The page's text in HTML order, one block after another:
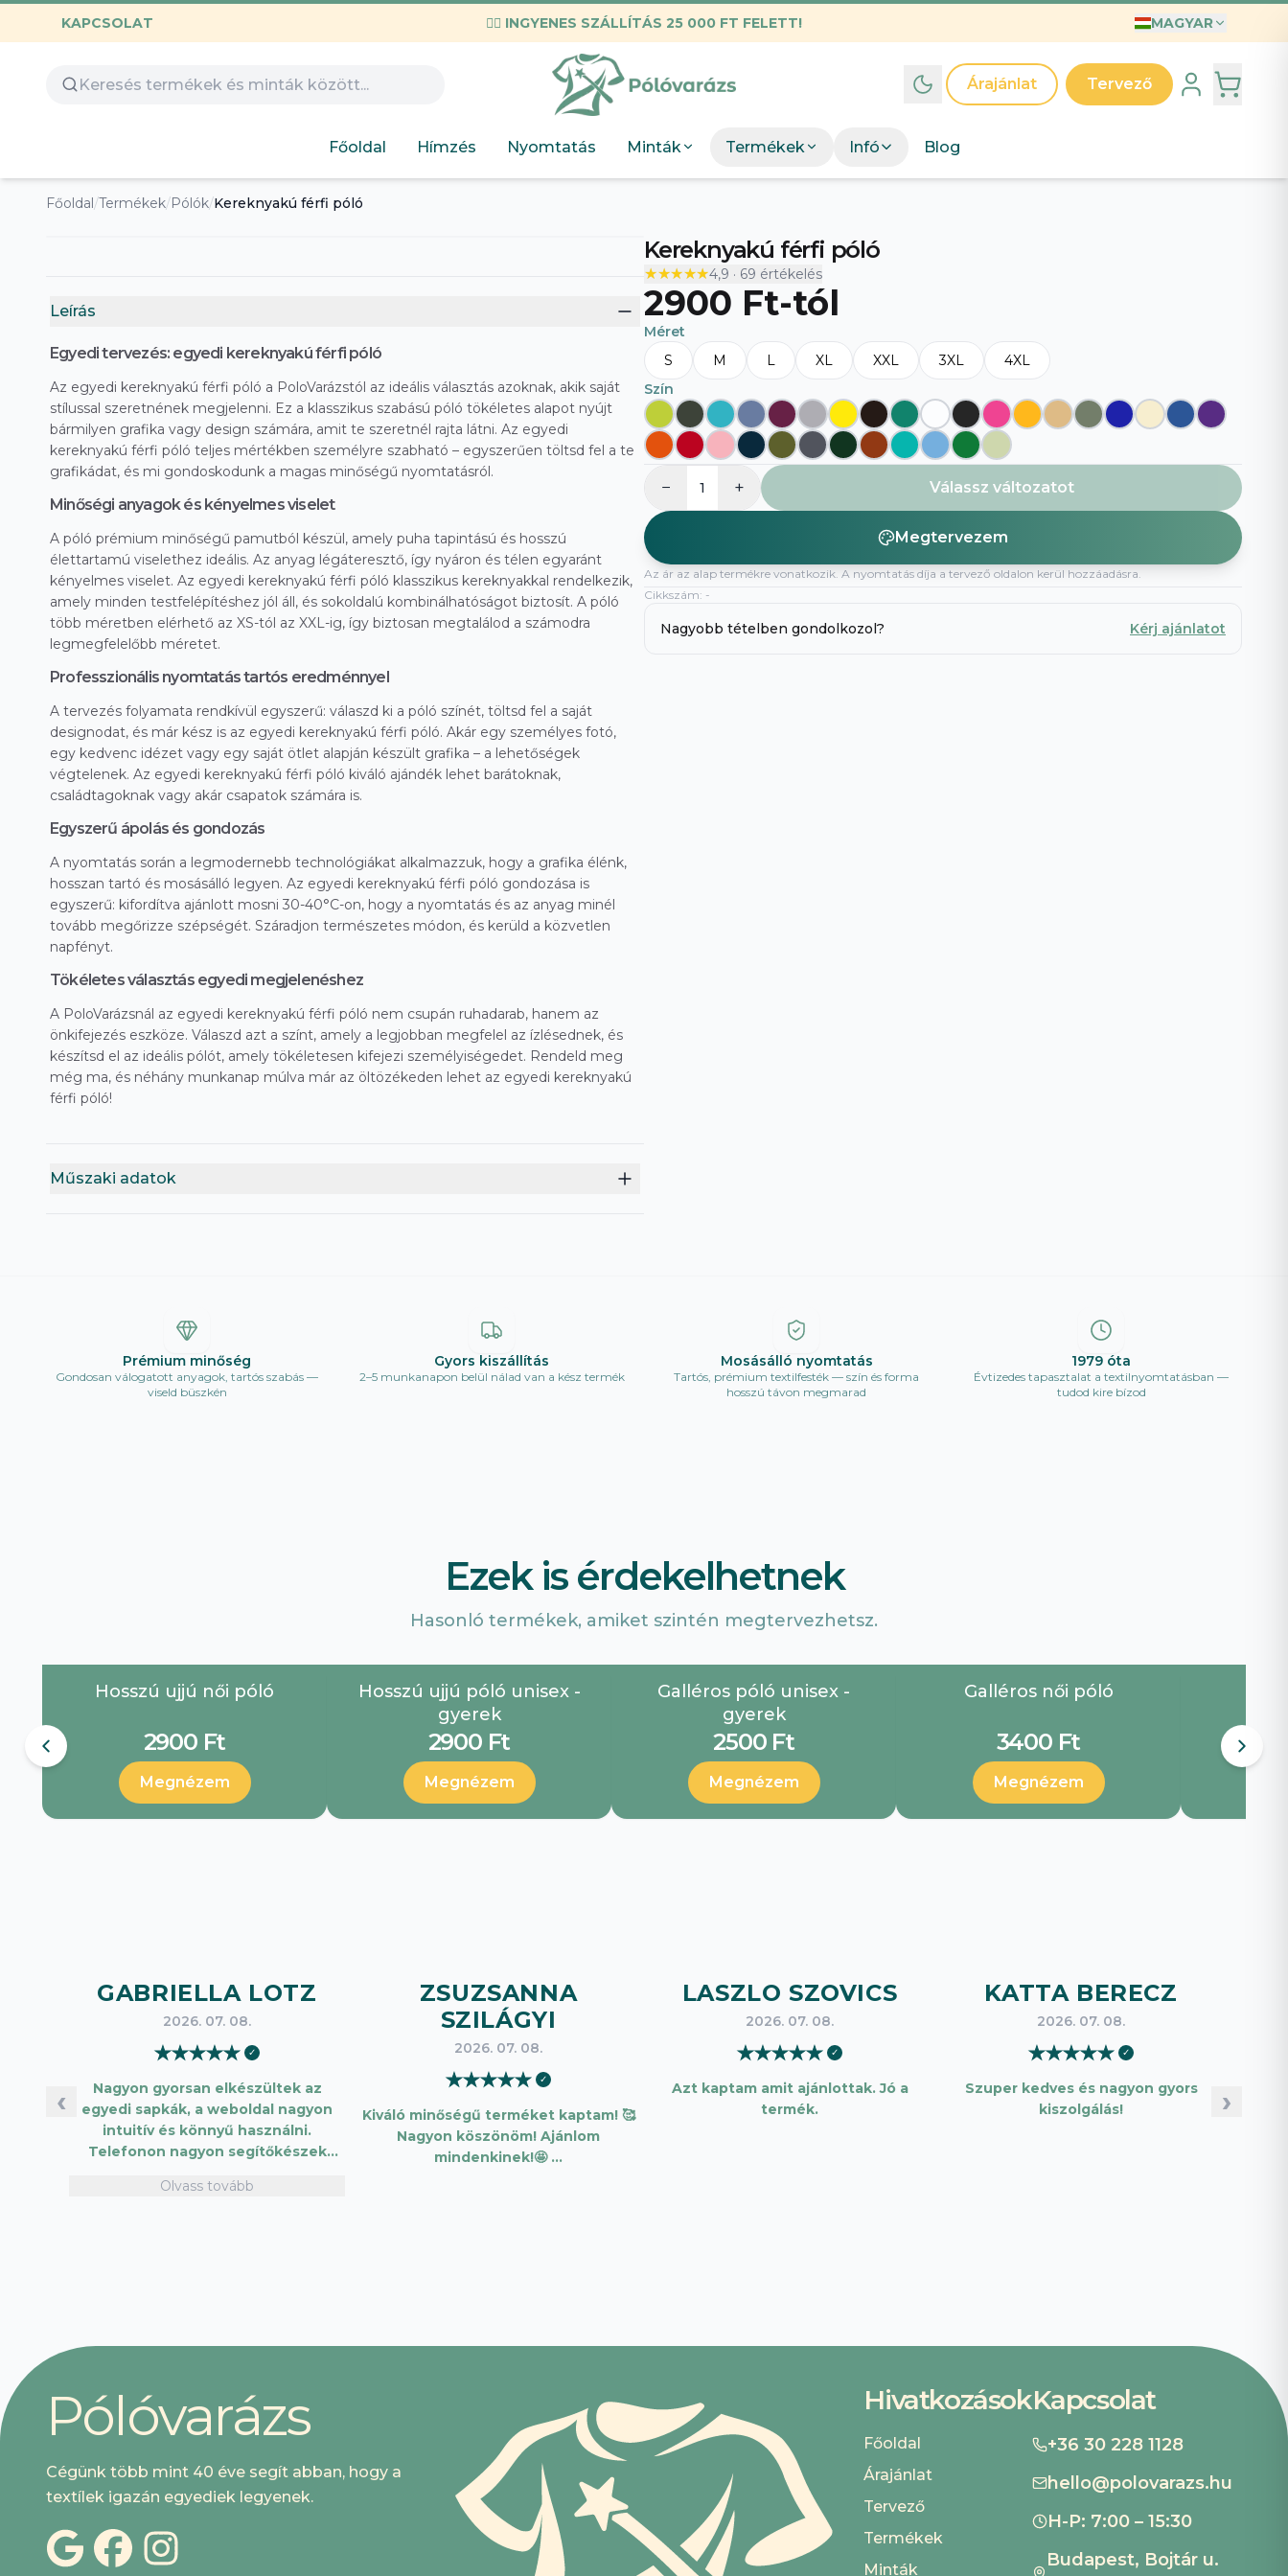
KAPCSOLAT ✌🏼 INGYENES SZÁLLÍTÁS 25 000 FT FELETT! MAGYAR
Árajánlat Tervező
Főoldal Hímzés Nyomtatás Minták
Gyerekeknek
Munkahelyi
Neopunk
Panda
KIEMELT MINTÁK
A legjobb apa
Böngészd az összeset
Termékek
DTF Bérnyomtatás
elkészítjük.
Infó Blog
Főoldal/Termékek/Pólók/Kereknyakú férfi póló
Leírás
Egyedi tervezés: egyedi kereknyakú férfi póló
Az egyedi kereknyakú férfi póló a PoloVarázstól az ideális választás azoknak, akik saját
stílussal szeretnének megjelenni. Ez a klasszikus szabású póló tökéletes alapot nyújt
bármilyen grafika vagy design számára, amit te szeretnél rajta látni. Az egyedi
kereknyakú férfi póló teljes mértékben személyre szabható – egyszerűen töltsd fel a te
grafikádat, és mi gondoskodunk a magas minőségű nyomtatásról.
Minőségi anyagok és kényelmes viselet
A póló prémium minőségű pamutból készül, amely puha tapintású és hosszú
élettartamú viselethez ideális. Az anyag légáteresztő, így nyáron és télen egyaránt
kényelmes viselet. Az egyedi kereknyakú férfi póló klasszikus kereknyakkal rendelkezik,
amely minden testfelépítéshez jól áll, és sokoldalú kombinálhatóságot biztosít. A póló
több méretben elérhető az XS-tól az XXL-ig, így biztosan megtalálod a számodra
legmegfelelőbb méretet.
Professzionális nyomtatás tartós eredménnyel
A tervezés folyamata rendkívül egyszerű: válaszd ki a póló színét, töltsd fel a saját
designodat, és már kész is az egyedi kereknyakú férfi póló. Akár egy személyes fotó,
egy kedvenc idézet vagy egy saját ötlet alapján készült grafika – a lehetőségek
végtelenek. Az egyedi kereknyakú férfi póló kiváló ajándék lehet barátoknak,
családtagoknak vagy akár csapatok számára is.
Egyszerű ápolás és gondozás
A nyomtatás során a legmodernebb technológiákat alkalmazzuk, hogy a grafika élénk,
hosszan tartó és mosásálló legyen. Az egyedi kereknyakú férfi póló gondozása is
egyszerű: kifordítva ajánlott mosni 30-40°C-on, hogy a nyomtatás és az anyag minél
tovább megőrizze szépségét. Száradjon természetes módon, és kerüld a közvetlen
napfényt.
Tökéletes választás egyedi megjelenéshez
A PoloVarázsnál az egyedi kereknyakú férfi póló nem csupán ruhadarab, hanem az
önkifejezés eszköze. Válaszd azt a színt, amely a legjobban megfelel az ízlésednek, és
készítsd el az ideális pólót, amely tökéletesen kifejezi személyiségedet. Rendeld meg
még ma, és néhány munkanap múlva már az öltözékeden lehet az egyedi kereknyakú
férfi póló!
Műszaki adatok
Kereknyakú férfi póló
★★★★★
★★★★★4,9 · 69 értékelés
2900 Ft-tól
Méret
S
M L XL XXL 3XL
4XL
Szín
− 1 + Válassz változatot
Megtervezem
Az ár az alap termékre vonatkozik. A nyomtatás díja a tervező oldalon kerül hozzáadásra.
Cikkszám: -
Nagyobb tételben gondolkozol? Kérj ajánlatot
Prémium minőség
Gondosan válogatott anyagok, tartós szabás —
viseld büszkén
Gyors kiszállítás
2–5 munkanapon belül nálad van a kész termék
Mosásálló nyomtatás
Tartós, prémium textilfesték — szín és forma
hosszú távon megmarad
1979 óta
Évtizedes tapasztalat a textilnyomtatásban —
tudod kire bízod
Ezek is érdekelhetnek
Hasonló termékek, amiket szintén megtervezhetsz.
Hosszú ujjú női póló
2900 Ft
Megnézem
Hosszú ujjú póló unisex -
gyerek
2900 Ft
Megnézem
Galléros póló unisex -
gyerek
2500 Ft
Megnézem
Galléros női póló
3400 Ft
Megnézem
‹
GABRIELLA LOTZ
2026. 07. 08.
★★★★★ ✓
Nagyon gyorsan elkészültek az
egyedi sapkák, a weboldal nagyon
intuitív és könnyű használni.
Telefonon nagyon segítőkészek
vásárolni. Plusz pont, hogy lehetett
Olvass tovább
ZSUZSANNA
SZILÁGYI
2026. 07. 08.
★★★★★ ✓
Kiváló minőségű terméket kaptam! 🥰
Nagyon köszönöm! Ajánlom
mindenkinek!🤩 …
LASZLO SZOVICS
2026. 07. 08.
★★★★★ ✓
Azt kaptam amit ajánlottak. Jó a
termék.
KATTA BERECZ
2026. 07. 08.
★★★★★ ✓
Szuper kedves és nagyon gyors
kiszolgálás!
›
Pólóvarázs
Cégünk több mint 40 éve segít abban, hogy a
textílek igazán egyediek legyenek.
Hivatkozások
Főoldal
Árajánlat
Tervező
Termékek
Minták
Kapcsolat
+36 30 228 1128
hello@polovarazs.hu
H-P: 7:00 – 15:30
Budapest, Bojtár u.